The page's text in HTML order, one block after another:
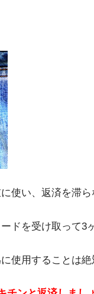
使い、返済を滞ら
ドを受け取って3
使用することは絶